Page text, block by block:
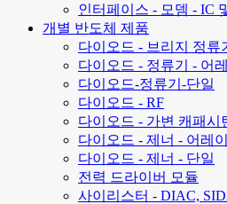
인터페이스 - 모뎀 - IC
개별 반도체 제품
다이오드 - 브리지 정류
다이오드 - 정류기 - 어레
다이오드-정류기-단일
다이오드 - RF
다이오드 - 가변 캐패시
다이오드 - 제너 - 어레이
다이오드 - 제너 - 단일
전력 드라이버 모듈
사이리스터 - DIAC,